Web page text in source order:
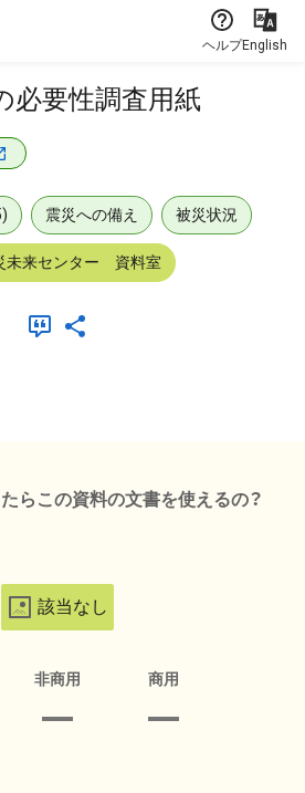
ヘルプEnglish
必要性調査用紙
震災への備え 被災状況
未来センター 資料室
らこの資料の文書を使えるの？
該当なし
非商用 商用